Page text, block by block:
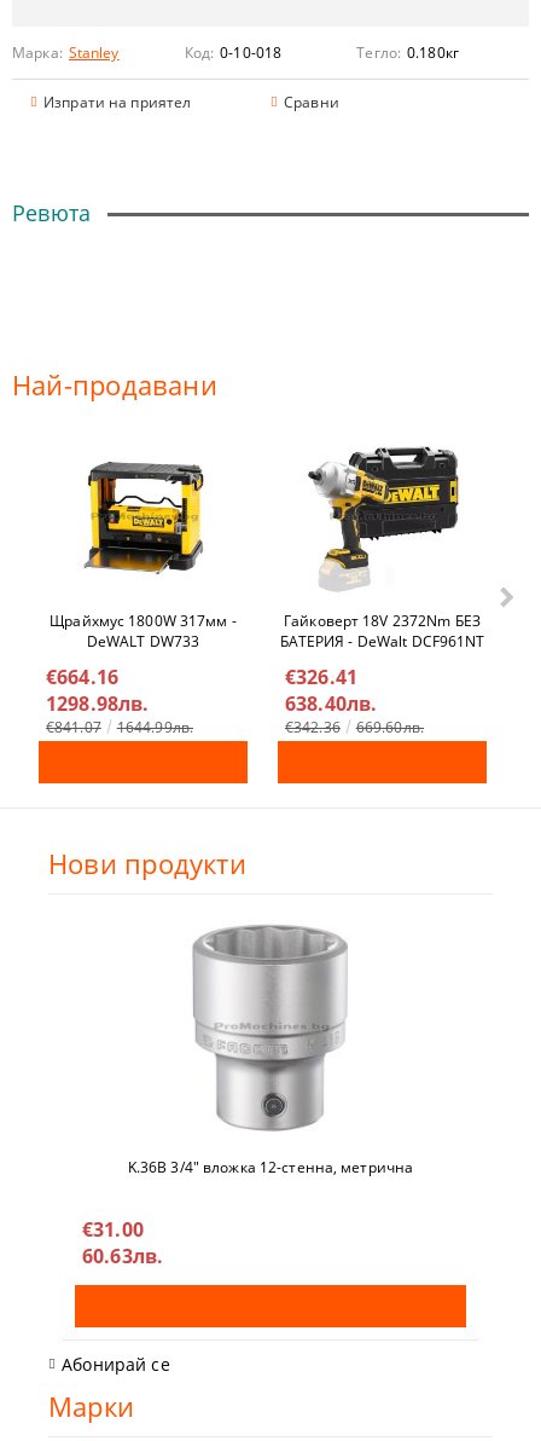
Марка: Stanley Код: 0-10-018 Тегло: 0.180кг
Изпрати на приятел Сравни
Ревюта
Най-продавани
Щрайхмус 1800W 317мм -
DeWALT DW733
€664.16
1298.98лв.
€841.07 1644.99лв.
Гайковерт 18V 2372Nm БЕЗ
БАТЕРИЯ - DeWalt DCF961NT
€326.41
638.40лв.
€342.36 669.60лв.
Нови продукти
K.36B 3/4" вложкa 12-стeннa, метричнa
€31.00
60.63лв.
Абонирай се
Марки